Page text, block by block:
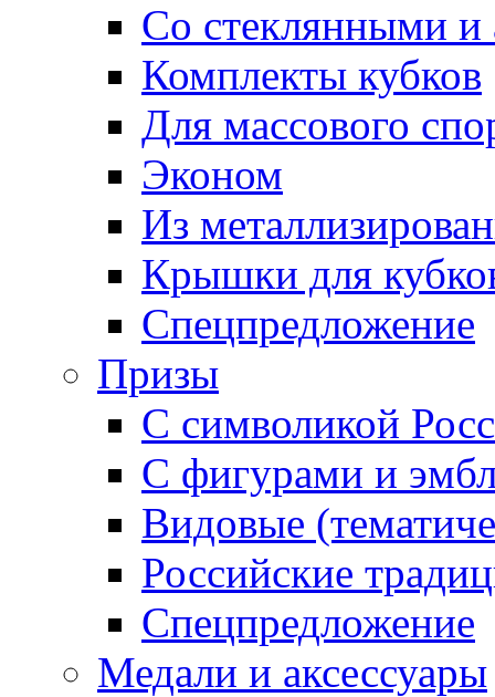
Со стеклянными
Комплекты кубков
Для массового
Эконом
Из
Крышки для
Спецпредложение
Призы
С символикой
С фигурами и
Видовые
Российские
Спецпредложение
Медали и аксессуары